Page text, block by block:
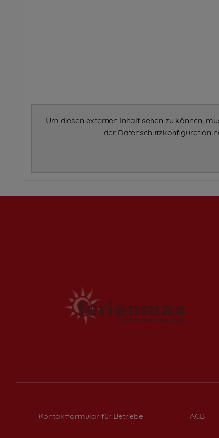
Um diesen externen Inhalt sehen zu können,
der Datenschutzkonfiguration
Kontaktformular für Betriebe AGB